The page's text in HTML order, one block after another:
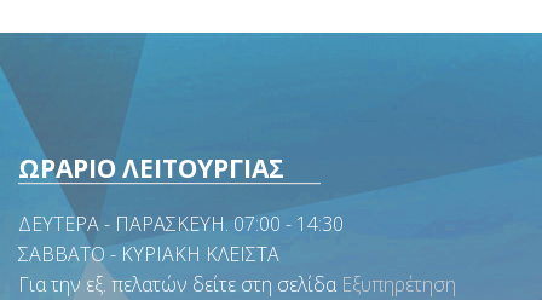
ΩΡΑΡΙΟ ΛΕΙΤΟΥΡΓΙΑΣ
ΔΕΥΤΕΡΑ - ΠΑΡΑΣΚΕΥΗ. 07:00 - 14:30
ΣΑΒΒΑΤΟ - ΚΥΡΙΑΚΗ ΚΛΕΙΣΤΑ
Για την εξ. πελατών δείτε στη σελίδα Εξυπηρέτηση